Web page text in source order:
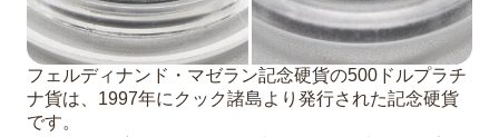
フェルディナンド・マゼラン記念硬貨の500ドルプラチ
ナ貨は、1997年にクック諸島より発行された記念硬貨
です。